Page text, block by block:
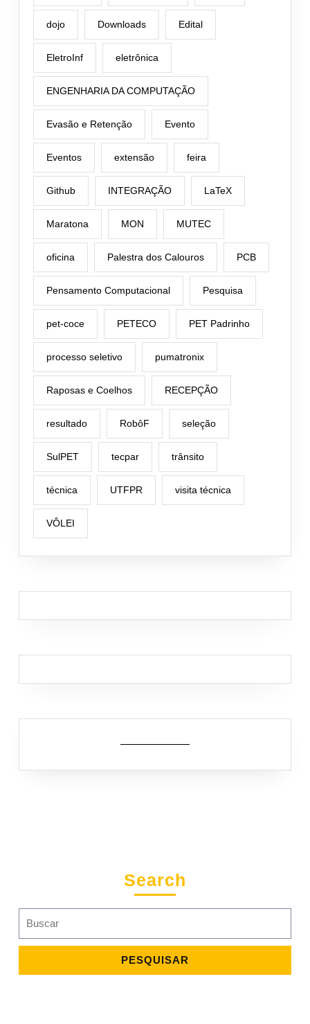
dojo Downloads Edital
EletroInf eletrônica
ENGENHARIA DA COMPUTAÇÃO
Evasão e Retenção Evento
Eventos extensão feira
Github INTEGRAÇÃO LaTeX
Maratona MON MUTEC
oficina Palestra dos Calouros PCB
Pensamento Computacional Pesquisa
pet-coce PETECO PET Padrinho
processo seletivo pumatronix
Raposas e Coelhos RECEPÇÃO
resultado RobôF seleção
SulPET tecpar trânsito
técnica UTFPR visita técnica
VÔLEI
Search
for: